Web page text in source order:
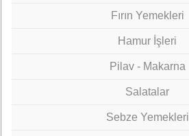
Fırın Yemekleri
Hamur İşleri
Pilav - Makarna
Salatalar
Sebze Yemekleri